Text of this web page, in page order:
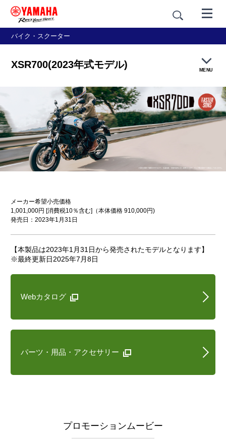
バイク・スクーター
XSR700(2023年式モデル) MENU
特長紹介
カラー＆スタイリング
アクセサリー
メーカー希望小売価格
1,001,000円 [消費税10％含む]（本体価格 910,000円)
発売日：2023年1月31日
【本製品は2023年1月31日から発売されたモデルとなります】
※最終更新日2025年7月8日
Webカタログ
パーツ・用品・アクセサリー
プロモーションムービー